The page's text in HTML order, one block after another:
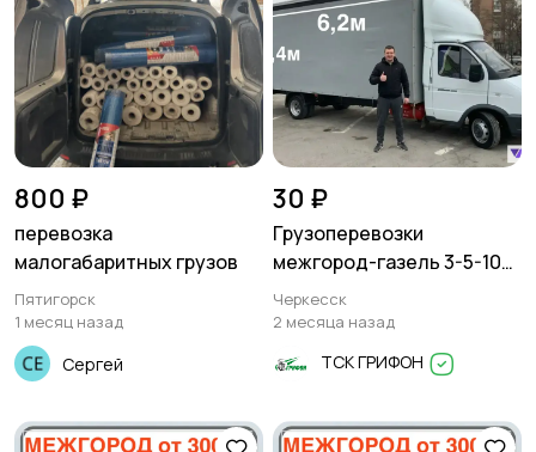
Организация
праздников
Фото- и видеосъемка
Изготовление на
заказ
Продукты питания
Уход за животными Юридические услуги
800 ₽
перевозка
малогабаритных грузов
Пятигорск
1 месяц назад
Сергей
30 ₽
Грузоперевозки
межгород-газель 3-5-10
тонн
Черкесск
2 месяца назад
ТСК ГРИФОН